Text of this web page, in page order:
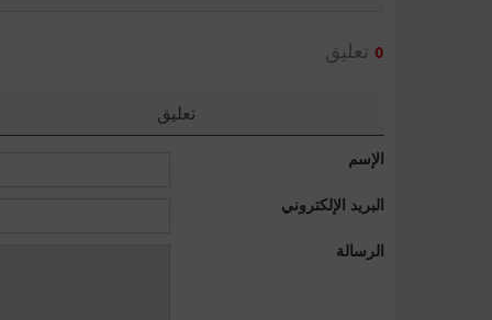
0 تعليق
تعليق
الإسم
البريد الإلكتروني
الرسالة